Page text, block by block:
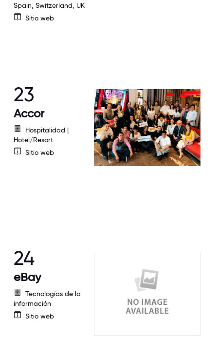
Spain, Switzerland, UK
Sitio web
23
Accor
Hospitalidad |
Hotel/Resort
Sitio web
24
eBay
Tecnologías de la
información
Sitio web